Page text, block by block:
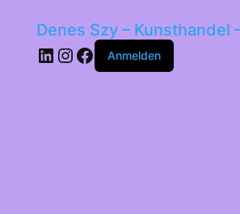
Denes Szy – Kunsthandel
LinkedIn
Instagram
Facebook
Anmelden